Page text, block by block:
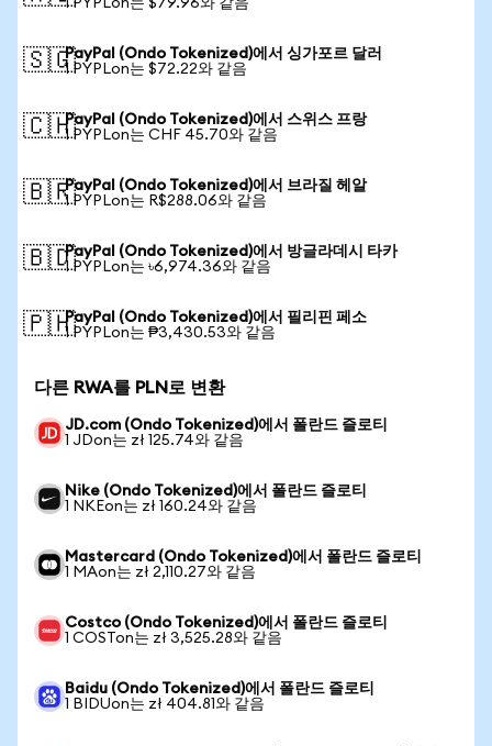
1 PYPLon는 $79.96와 같음
🇸🇬PayPal (Ondo Tokenized)에서 싱가포르 달러
1 PYPLon는 $72.22와 같음
🇨🇭PayPal (Ondo Tokenized)에서 스위스 프랑
1 PYPLon는 CHF 45.70와 같음
🇧🇷PayPal (Ondo Tokenized)에서 브라질 헤알
1 PYPLon는 R$288.06와 같음
🇧🇩PayPal (Ondo Tokenized)에서 방글라데시 타카
1 PYPLon는 ৳6,974.36와 같음
🇵🇭PayPal (Ondo Tokenized)에서 필리핀 페소
1 PYPLon는 ₱3,430.53와 같음
다른 RWA를 PLN로 변환
JD.com (Ondo Tokenized)에서 폴란드 즐로티
1 JDon는 zł 125.74와 같음
Nike (Ondo Tokenized)에서 폴란드 즐로티
1 NKEon는 zł 160.24와 같음
Mastercard (Ondo Tokenized)에서 폴란드 즐로티
1 MAon는 zł 2,110.27와 같음
Costco (Ondo Tokenized)에서 폴란드 즐로티
1 COSTon는 zł 3,525.28와 같음
Baidu (Ondo Tokenized)에서 폴란드 즐로티
1 BIDUon는 zł 404.81와 같음